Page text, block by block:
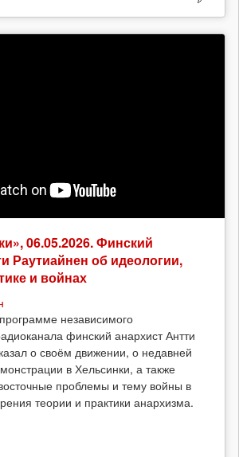
06.05.2026. Финский
Раутиайнен об идеологии,
и войнах
независимого
финский анархист Антти
о своём движении, о недавней
в Хельсинки, а также
проблемы и тему войны в
теории и практики анархизма.